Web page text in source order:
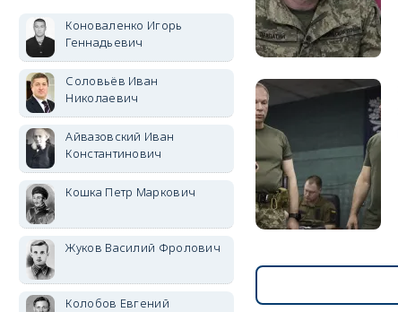
Коноваленко Игорь
Геннадьевич
Соловьёв Иван
Николаевич
Айвазовский Иван
Константинович
Кошка Петр Маркович
Жуков Василий Фролович
Колобов Евгений